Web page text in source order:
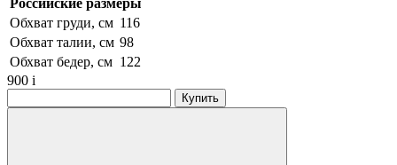
Обхват груди, см 116
Обхват талии, см 98
Обхват бедер, см 122
900 i
Купить